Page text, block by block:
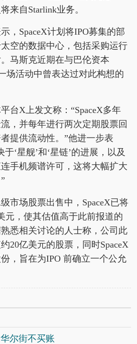
来自Starlink业务。
，SpaceX计划将IPO募集的部
空的数据中心，包括采购运行
马斯克近期在与巴伦资本
场活动中曾表达过对此构想的
台X上发文称：“SpaceX多年
，并每年进行两次定期股票回
提供流动性。”他进一步表
‘星舰’和‘星链’的进展，以及
手机频谱许可，这将大幅扩大
市场股票出售中，SpaceX已将
元，使其估值高于此前报道的
悉相关讨论的人士称，公司此
20亿美元的股票，同时SpaceX
，旨在为IPO 前确立一个公允
尔街不买账